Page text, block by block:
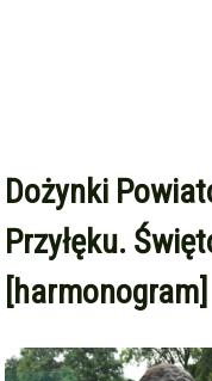
Dożynki
Przyłęku.
[harmonogram]